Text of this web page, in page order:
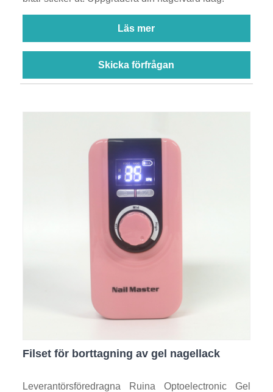
Läs mer
Skicka förfrågan
Filset för borttagning av gel nagellack
Leverantörsföredragna Ruina Optoelectronic Gel